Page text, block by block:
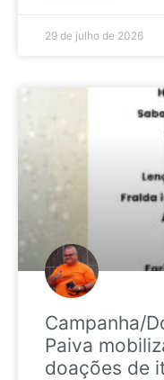
29 de julho de 2026
Campanha/
Paiva
doações de